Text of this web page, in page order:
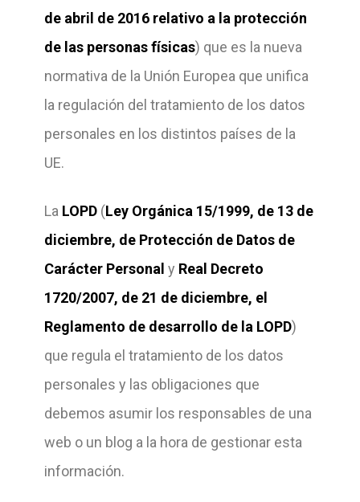
de abril de 2016 relativo a la protección
de las personas físicas) que es la nueva
normativa de la Unión Europea que unifica
la regulación del tratamiento de los datos
personales en los distintos países de la
UE.
La LOPD(Ley Orgánica 15/1999, de 13 de
diciembre, de Protección de Datos de
Carácter Personal y Real Decreto
1720/2007, de 21 de diciembre, el
Reglamento de desarrollo de la LOPD)
que regula el tratamiento de los datos
personales y las obligaciones que
debemos asumir los responsables de una
web o un blog a la hora de gestionar esta
información.